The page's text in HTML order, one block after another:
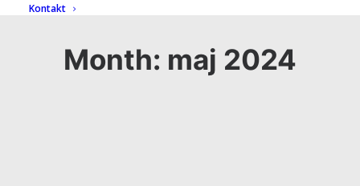
Kontakt
Month: maj 2024